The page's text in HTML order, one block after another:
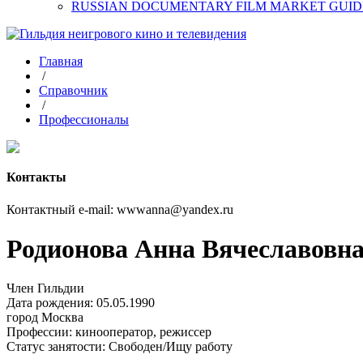
RUSSIAN DOCUMENTARY FILM MARKET
Главная
/
Справочник
/
Профессионалы
Контакты
Контактный e-mail: wwwanna@yandex.ru
Родионова Анна
Член Гильдии
Дата рождения: 05.05.1990
город Москва
Профессии: кинооператор, режиссер
Статус занятости: Свободен/Ищу работу